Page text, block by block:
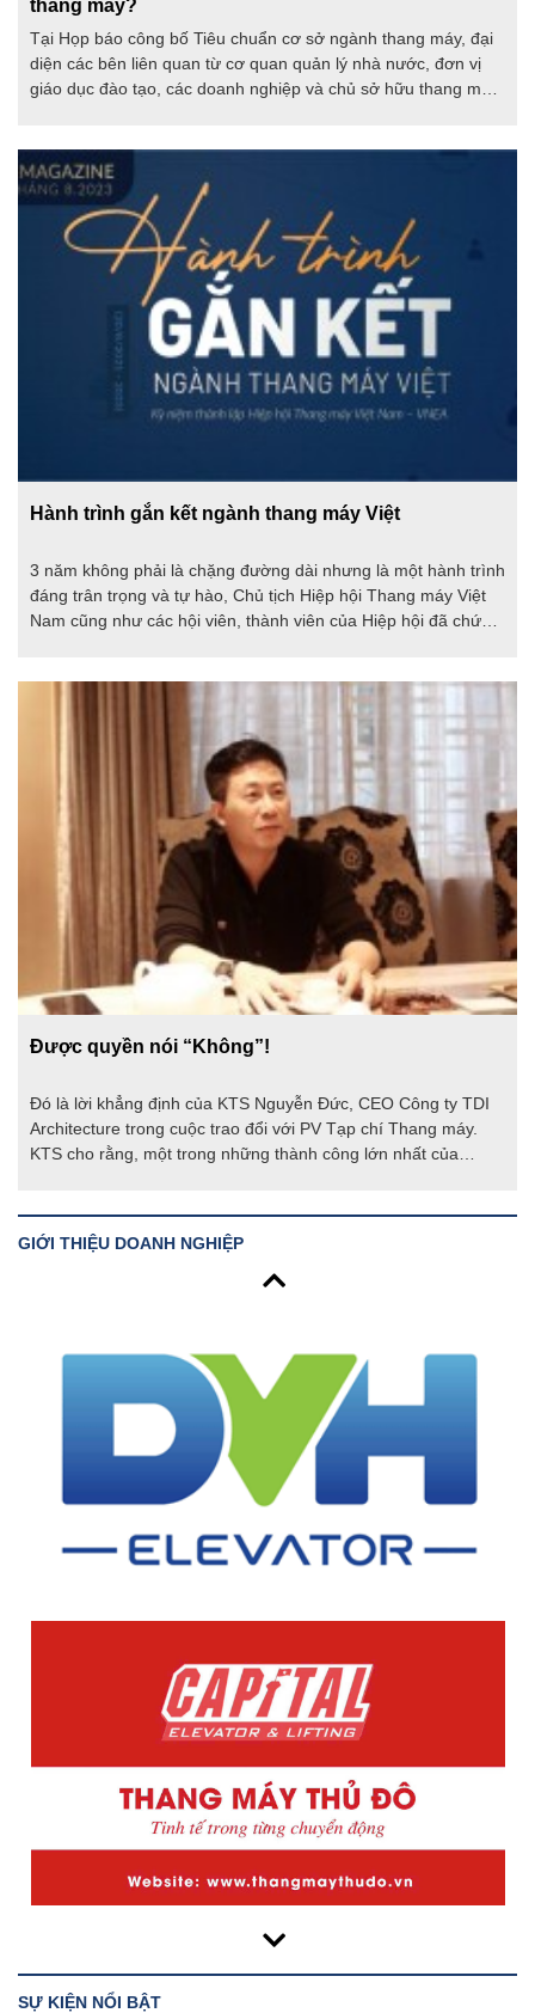
thang máy?
Tại Họp báo công bố Tiêu chuẩn cơ sở ngành thang máy, đại
diện các bên liên quan từ cơ quan quản lý nhà nước, đơn vị
giáo dục đào tạo, các doanh nghiệp và chủ sở hữu thang máy
Hành trình gắn kết ngành thang máy Việt
3 năm không phải là chặng đường dài nhưng là một hành trình
đáng trân trọng và tự hào, Chủ tịch Hiệp hội Thang máy Việt
Nam cũng như các hội viên, thành viên của Hiệp hội đã chứng
Được quyền nói “Không”!
Đó là lời khẳng định của KTS Nguyễn Đức, CEO Công ty TDI
Architecture trong cuộc trao đổi với PV Tạp chí Thang máy.
KTS cho rằng, một trong những thành công lớn nhất của
GIỚI THIỆU DOANH NGHIỆP
SỰ KIỆN NỔI BẬT